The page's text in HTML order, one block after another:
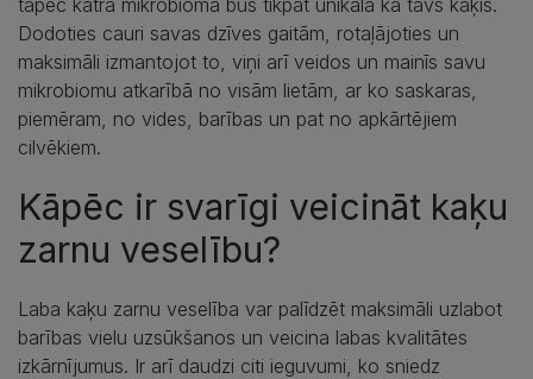
Dodoties cauri savas dzīves gaitām, rotaļājoties un
maksimāli izmantojot to, viņi arī veidos un mainīs savu
mikrobiomu atkarībā no visām lietām, ar ko saskaras,
piemēram, no vides, barības un pat no apkārtējiem
cilvēkiem.
Kāpēc ir svarīgi veicināt kaķu
zarnu veselību?
Laba kaķu zarnu veselība var palīdzēt maksimāli uzlabot
barības vielu uzsūkšanos un veicina labas kvalitātes
izkārnījumus. Ir arī daudzi citi ieguvumi, ko sniedz